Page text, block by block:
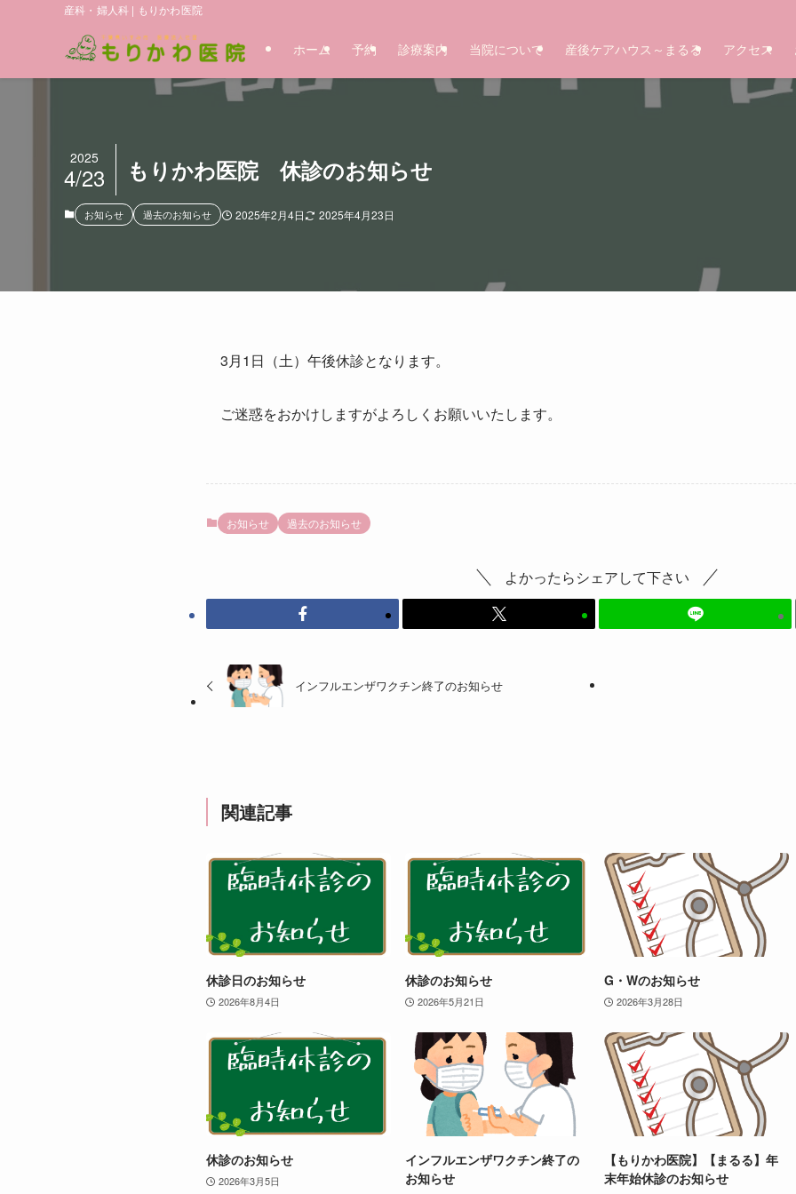
産科・婦人科 | もりかわ医院
ホーム 予約 診療案内 当院について 産後ケアハウス～まるる アクセス
もりかわ医院 休診のお知らせ
2025
4/23
お知らせ 過去のお知らせ 2025年2月4日 2025年4月23日
3月1日（土）午後休診となります。
ご迷惑をおかけしますがよろしくお願いいたします。
お知らせ 過去のお知らせ
よかったらシェアして下さい
インフルエンザワクチン終了のお知らせ
関連記事
休診日のお知らせ
2026年8月4日
休診のお知らせ
2026年5月21日
G・Wのお知らせ
2026年3月28日
休診のお知らせ
2026年3月5日
インフルエンザワクチン終了の
お知らせ
【もりかわ医院】【まるる】年
末年始休診のお知らせ